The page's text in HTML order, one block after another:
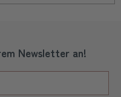
Newsletter an!